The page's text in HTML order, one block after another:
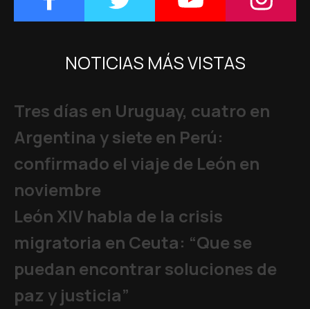
NOTICIAS MÁS VISTAS
Tres días en Uruguay, cuatro en
Argentina y siete en Perú:
confirmado el viaje de León en
noviembre
León XIV habla de la crisis
migratoria en Ceuta: “Que se
puedan encontrar soluciones de
paz y justicia”